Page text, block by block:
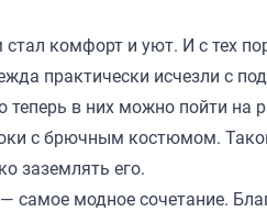
комфорт и уют. И с тех
практически исчезли с
теперь в них можно пойти на
с брючным костюмом.
заземлять его.
самое модное сочетание.